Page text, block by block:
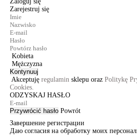
Zarejestruj się
Kobieta
Mężczyzna
Kontynuuj
Akceptuję regulamin sklepu oraz Politykę
Cookies.
ODZYSKAJ HASŁO
Przywrócić hasło Powrót
Завершение регистрации
Даю согласия на обработку моих